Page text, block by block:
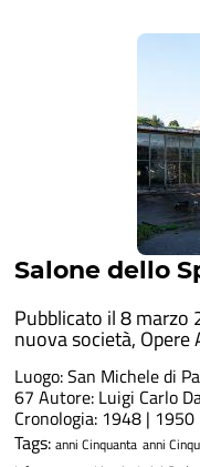
Salone dello
Pubblicato il 8 marzo
nuova società, Opere
Luogo: San Michele di
67 Autore: Luigi Carlo
Cronologia: 1948 | 1950
Tags: anni Cinquanta anni